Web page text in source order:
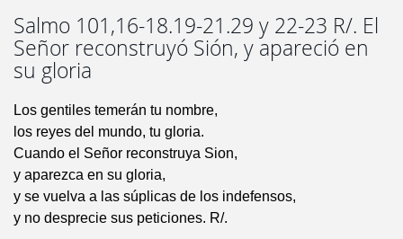
Salmo 101,16-18.19-21.29 y 22-23 R/. El
Señor reconstruyó Sión, y apareció en
su gloria
Los gentiles temerán tu nombre,
los reyes del mundo, tu gloria.
Cuando el Señor reconstruya Sion,
y aparezca en su gloria,
y se vuelva a las súplicas de los indefensos,
y no desprecie sus peticiones. R/.